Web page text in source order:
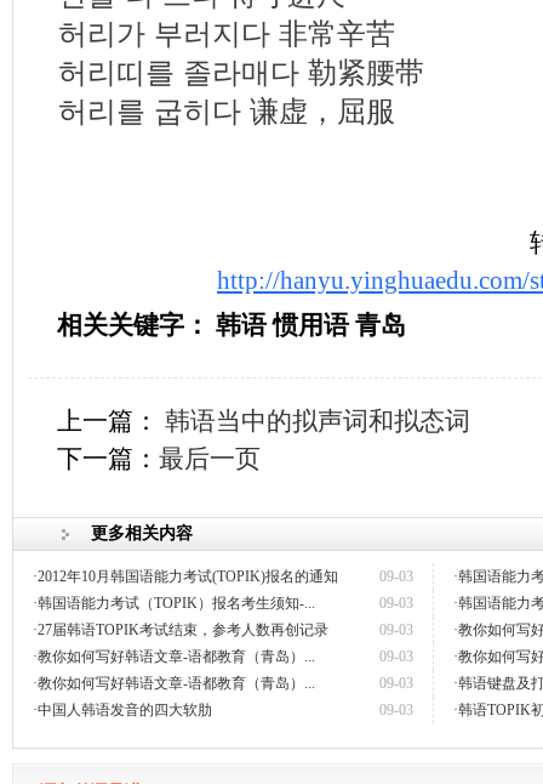
허리가 부러지다 非常辛苦
허리띠를 졸라매다 勒紧腰带
허리를 굽히다 谦虚，屈服
http://
相关关键字： 韩语 惯用语 青岛
上一篇：
韩语当中的拟声词和拟态词
下一篇： 最后一页
更多相关内容
·2012年10月韩国语能力考试(TOPIK)报名的通知 09-03
·韩国语能力
·韩国语能力考试（TOPIK）报名考生须知-...
09-03
·韩国语能力
·27届韩语TOPIK考试结束，参考人数再创记录
09-03
·教你如何写
·教你如何写好韩语文章-语都教育（青岛）...
09-03
·教你如何写
·教你如何写好韩语文章-语都教育（青岛）...
09-03
·韩语键盘及
·中国人韩语发音的四大软肋
09-03 ·韩语TOPIK